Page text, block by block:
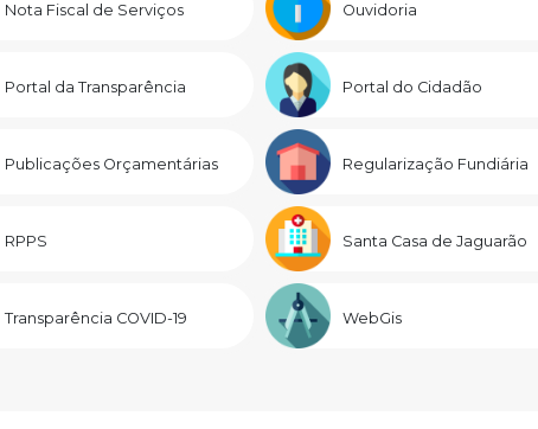
Nota Fiscal de Serviços Ouvidoria
Portal da Transparência Portal do Cidadão
Publicações Orçamentárias Regularização Fundiária
RPPS Santa Casa de Jaguarão
Transparência COVID-19 WebGis